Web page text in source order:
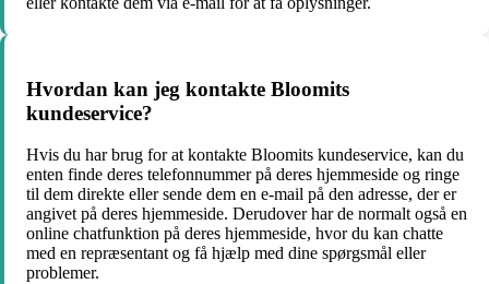
Hvordan kan jeg kontakte Bloomits
kundeservice?
Hvis du har brug for at kontakte Bloomits kundeservice, kan du
enten finde deres telefonnummer på deres hjemmeside og ringe
til dem direkte eller sende dem en e-mail på den adresse, der er
angivet på deres hjemmeside. Derudover har de normalt også en
online chatfunktion på deres hjemmeside, hvor du kan chatte
med en repræsentant og få hjælp med dine spørgsmål eller
problemer.